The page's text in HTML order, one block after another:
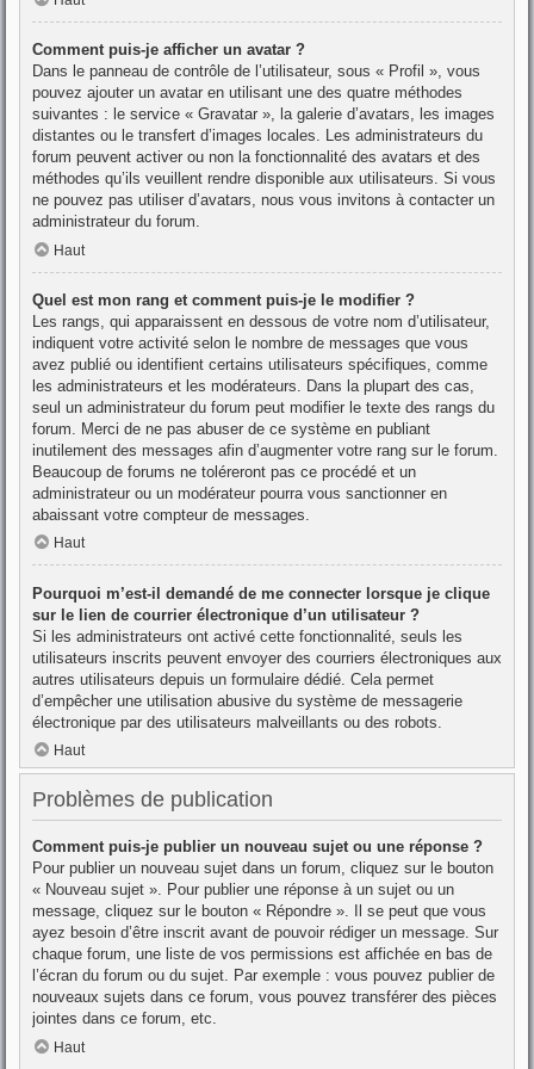
Comment puis-je afficher un avatar ?
Dans le panneau de contrôle de l’utilisateur, sous « Profil », vous
pouvez ajouter un avatar en utilisant une des quatre méthodes
suivantes : le service « Gravatar », la galerie d’avatars, les images
distantes ou le transfert d’images locales. Les administrateurs du
forum peuvent activer ou non la fonctionnalité des avatars et des
méthodes qu’ils veuillent rendre disponible aux utilisateurs. Si vous
ne pouvez pas utiliser d’avatars, nous vous invitons à contacter un
administrateur du forum.
Haut
Quel est mon rang et comment puis-je le modifier ?
Les rangs, qui apparaissent en dessous de votre nom d’utilisateur,
indiquent votre activité selon le nombre de messages que vous
avez publié ou identifient certains utilisateurs spécifiques, comme
les administrateurs et les modérateurs. Dans la plupart des cas,
seul un administrateur du forum peut modifier le texte des rangs du
forum. Merci de ne pas abuser de ce système en publiant
inutilement des messages afin d’augmenter votre rang sur le forum.
Beaucoup de forums ne toléreront pas ce procédé et un
administrateur ou un modérateur pourra vous sanctionner en
abaissant votre compteur de messages.
Haut
Pourquoi m’est-il demandé de me connecter lorsque je clique
sur le lien de courrier électronique d’un utilisateur ?
Si les administrateurs ont activé cette fonctionnalité, seuls les
utilisateurs inscrits peuvent envoyer des courriers électroniques aux
autres utilisateurs depuis un formulaire dédié. Cela permet
d’empêcher une utilisation abusive du système de messagerie
électronique par des utilisateurs malveillants ou des robots.
Haut
Problèmes de publication
Comment puis-je publier un nouveau sujet ou une réponse ?
Pour publier un nouveau sujet dans un forum, cliquez sur le bouton
« Nouveau sujet ». Pour publier une réponse à un sujet ou un
message, cliquez sur le bouton « Répondre ». Il se peut que vous
ayez besoin d’être inscrit avant de pouvoir rédiger un message. Sur
chaque forum, une liste de vos permissions est affichée en bas de
l’écran du forum ou du sujet. Par exemple : vous pouvez publier de
nouveaux sujets dans ce forum, vous pouvez transférer des pièces
jointes dans ce forum, etc.
Haut